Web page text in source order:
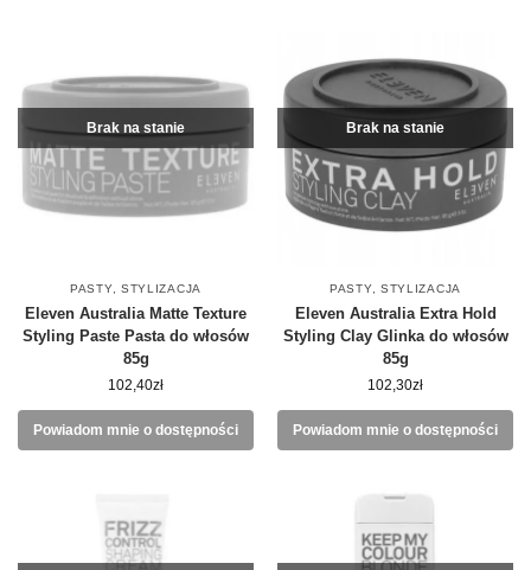
Brak na stanie
PASTY, STYLIZACJA
Eleven Australia Matte Texture
Styling Paste Pasta do włosów
85g
102,40zł
Powiadom mnie o dostępności
Brak na stanie
PASTY, STYLIZACJA
Eleven Australia Extra Hold
Styling Clay Glinka do włosów
85g
102,30zł
Powiadom mnie o dostępności